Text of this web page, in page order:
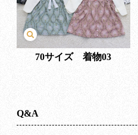
70サイズ 着物03
Q&A